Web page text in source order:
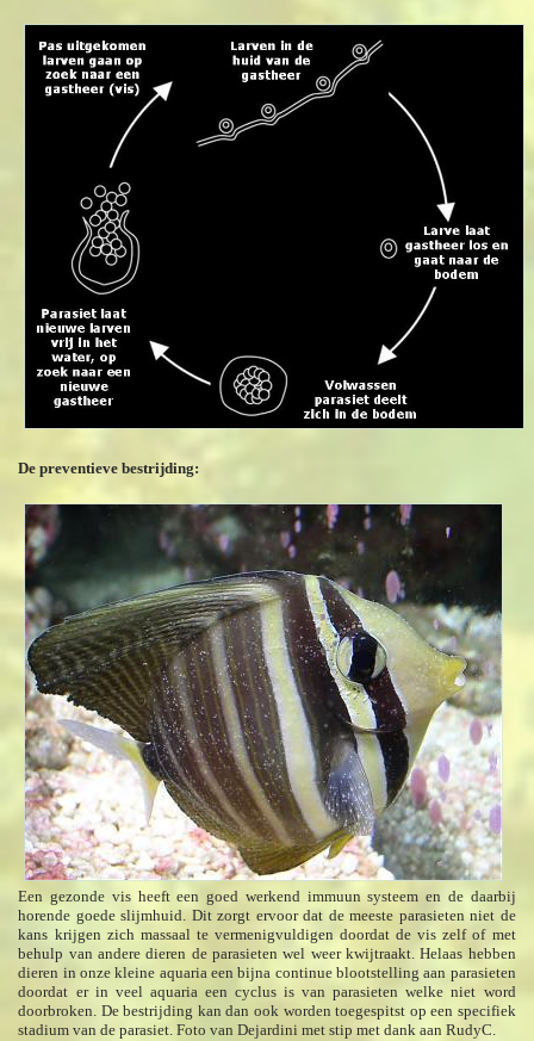
De preventieve bestrijding:
Een gezonde vis heeft een goed werkend immuun systeem en de daarbij
horende goede slijmhuid. Dit zorgt ervoor dat de meeste parasieten niet de
kans krijgen zich massaal te vermenigvuldigen doordat de vis zelf of met
behulp van andere dieren de parasieten wel weer kwijtraakt. Helaas hebben
dieren in onze kleine aquaria een bijna continue blootstelling aan parasieten
doordat er in veel aquaria een cyclus is van parasieten welke niet word
doorbroken. De bestrijding kan dan ook worden toegespitst op een specifiek
stadium van de parasiet. Foto van Dejardini met stip met dank aan RudyC.